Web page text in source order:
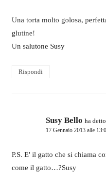
Una torta molto golosa,
glutine!
Un salutone Susy
Rispondi
Susy Bello ha
17 Gennaio 2013 alle
P.S. E' il gatto che si chiama
come il gatto…?Susy